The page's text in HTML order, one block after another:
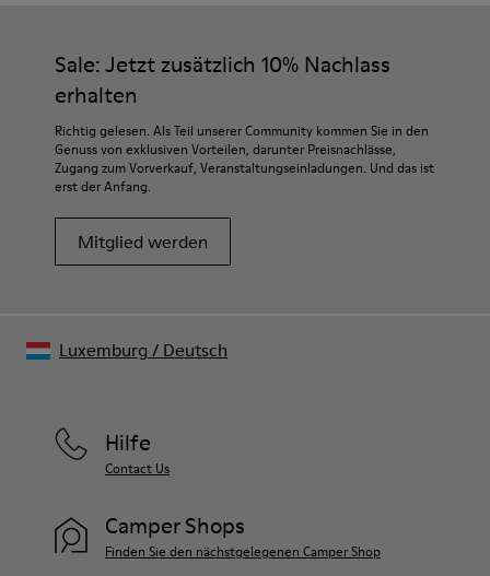
Sale: Jetzt zusätzlich 10% Nachlass
erhalten
Richtig gelesen. Als Teil unserer Community kommen Sie in den
Genuss von exklusiven Vorteilen, darunter Preisnachlässe,
Zugang zum Vorverkauf, Veranstaltungseinladungen. Und das ist
erst der Anfang.
Mitglied werden
Hilfe
Contact Us
Camper Shops
Finden Sie den nächstgelegenen Camper Shop
Luxemburg / Deutsch